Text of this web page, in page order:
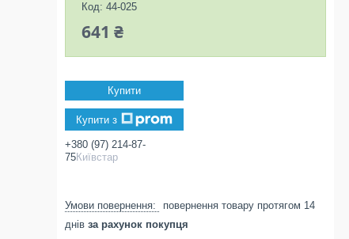
Код: 44-025
641 ₴
Купити
Купити з
+380 (97) 214-87-
75Київстар
повернення товару протягом 14
днів за рахунок покупця